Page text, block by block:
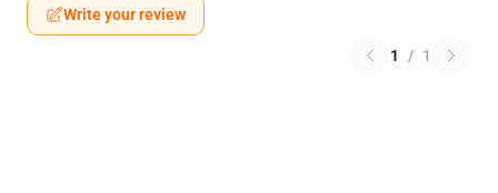
Write your review
1 / 1